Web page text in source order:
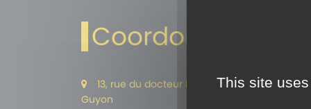
Coordonnées
13, rue du docteur Levadoux 63140 Chatel-
Guyon
This site